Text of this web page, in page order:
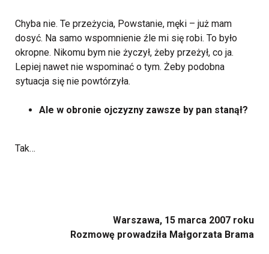
Chyba nie. Te przeżycia, Powstanie, męki – już mam
dosyć. Na samo wspomnienie źle mi się robi. To było
okropne. Nikomu bym nie życzył, żeby przeżył, co ja.
Lepiej nawet nie wspominać o tym. Żeby podobna
sytuacja się nie powtórzyła.
Ale w obronie ojczyzny zawsze by pan stanął?
Tak…
Warszawa, 15 marca 2007 roku
Rozmowę prowadziła Małgorzata Brama